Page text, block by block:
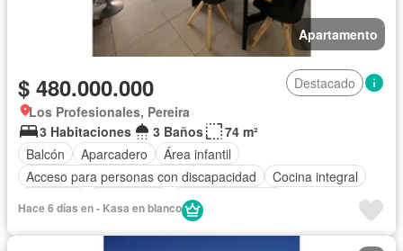
Apartamento
$ 480.000.000
Destacado
Los Profesionales, Pereira
3 Habitaciones
3 Baños
74 m²
Balcón
Aparcadero
Área infantil
Acceso para personas con discapacidad
Cocina integral
Vista panorámica
Piscina
Hace 6 días en - Kasa en blanco